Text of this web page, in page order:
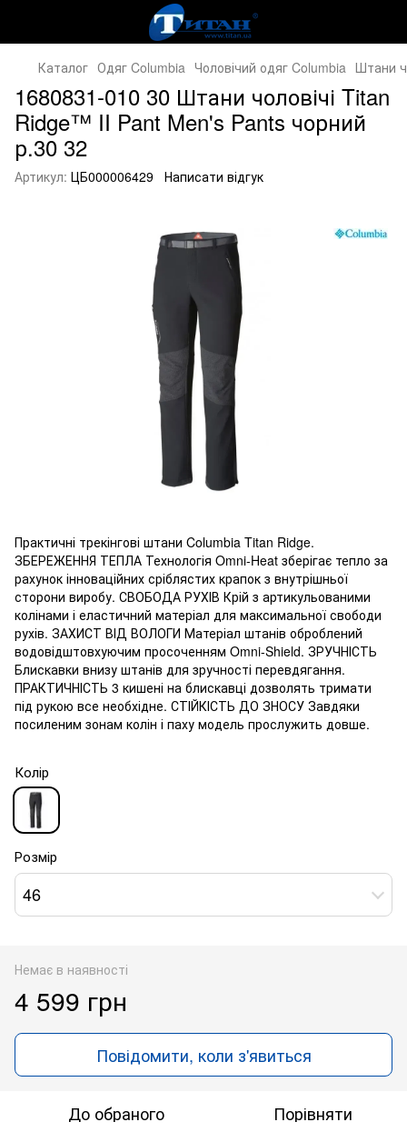
Каталог Одяг Columbia Чоловічий одяг Columbia Штани
1680831-010 30 Штани чоловічі Titan
Ridge™ II Pant Men's Pants чорний
р.30 32
Артикул: ЦБ000006429 Написати відгук
Практичні трекінгові штани Columbia Titan Ridge.
ЗБЕРЕЖЕННЯ ТЕПЛА Технологія Omni-Heat зберігає тепло за
рахунок інноваційних сріблястих крапок з внутрішньої
сторони виробу. СВОБОДА РУХІВ Крій з артикульованими
колінами і еластичний матеріал для максимальної свободи
рухів. ЗАХИСТ ВІД ВОЛОГИ Матеріал штанів оброблений
водовідштовхуючим просоченням Omni-Shield. ЗРУЧНІСТЬ
Блискавки внизу штанів для зручності перевдягання.
ПРАКТИЧНІСТЬ 3 кишені на блискавці дозволять тримати
під рукою все необхідне. СТІЙКІСТЬ ДО ЗНОСУ Завдяки
посиленим зонам колін і паху модель прослужить довше.
Колір
Розмір
46
Немає в наявності
4 599 грн
Повідомити, коли з'явиться
До обраного Порівняти